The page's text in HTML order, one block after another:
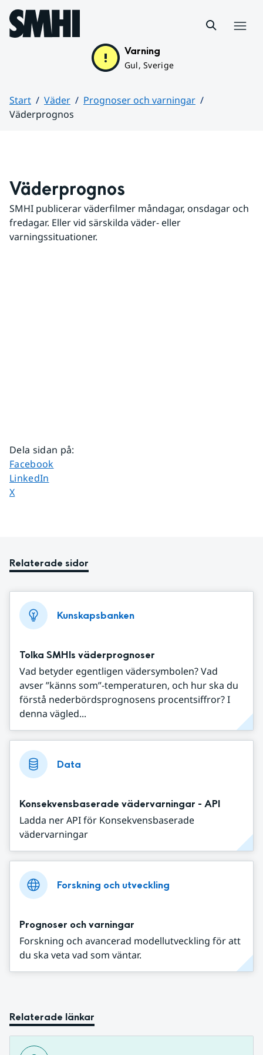
Hoppa till sidans innehåll
Varning
Gul, Sverige
Start Väder
Prognoser och varningar
Väderprognos
Väderprognos
SMHI publicerar väderfilmer måndagar, onsdagar och
fredagar. Eller vid särskilda väder- eller
varningssituationer.
Dela sidan på:
Dela sidan på
Facebook
Dela sidan på
LinkedIn
Dela sidan på
X
Relaterade sidor
Kunskapsbanken
Tolka SMHIs väderprognoser
Vad betyder egentligen vädersymbolen? Vad
avser ”känns som”-temperaturen, och hur ska du
förstå nederbördsprognosens procentsiffror? I
denna vägled...
Data
Konsekvensbaserade vädervarningar - API
Ladda ner API för Konsekvensbaserade
vädervarningar
Forskning och utveckling
Prognoser och varningar
Forskning och avancerad modellutveckling för att
du ska veta vad som väntar.
Relaterade länkar